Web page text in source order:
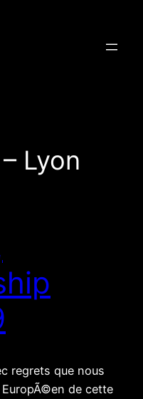
Lyon
regrets que nous
de cette